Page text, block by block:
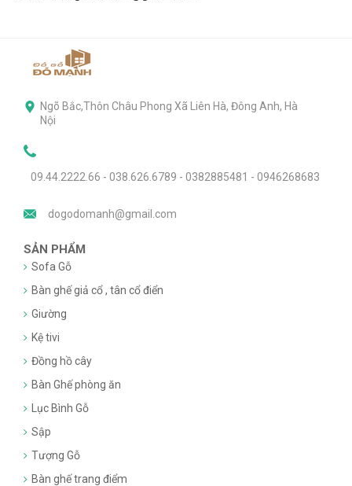
Ngõ Bắc,Thôn Châu Phong Xã Liên Hà, Đông Anh, Hà
Nội
09.44.2222.66 - 038.626.6789 - 0382885481 - 0946268683
dogodomanh@gmail.com
SẢN PHẨM
Sofa Gỗ
Bàn ghế giả cổ , tân cổ điển
Giường
Kệ tivi
Đồng hồ cây
Bàn Ghế phòng ăn
Lục Bình Gỗ
Sập
Tượng Gỗ
Bàn ghế trang điểm